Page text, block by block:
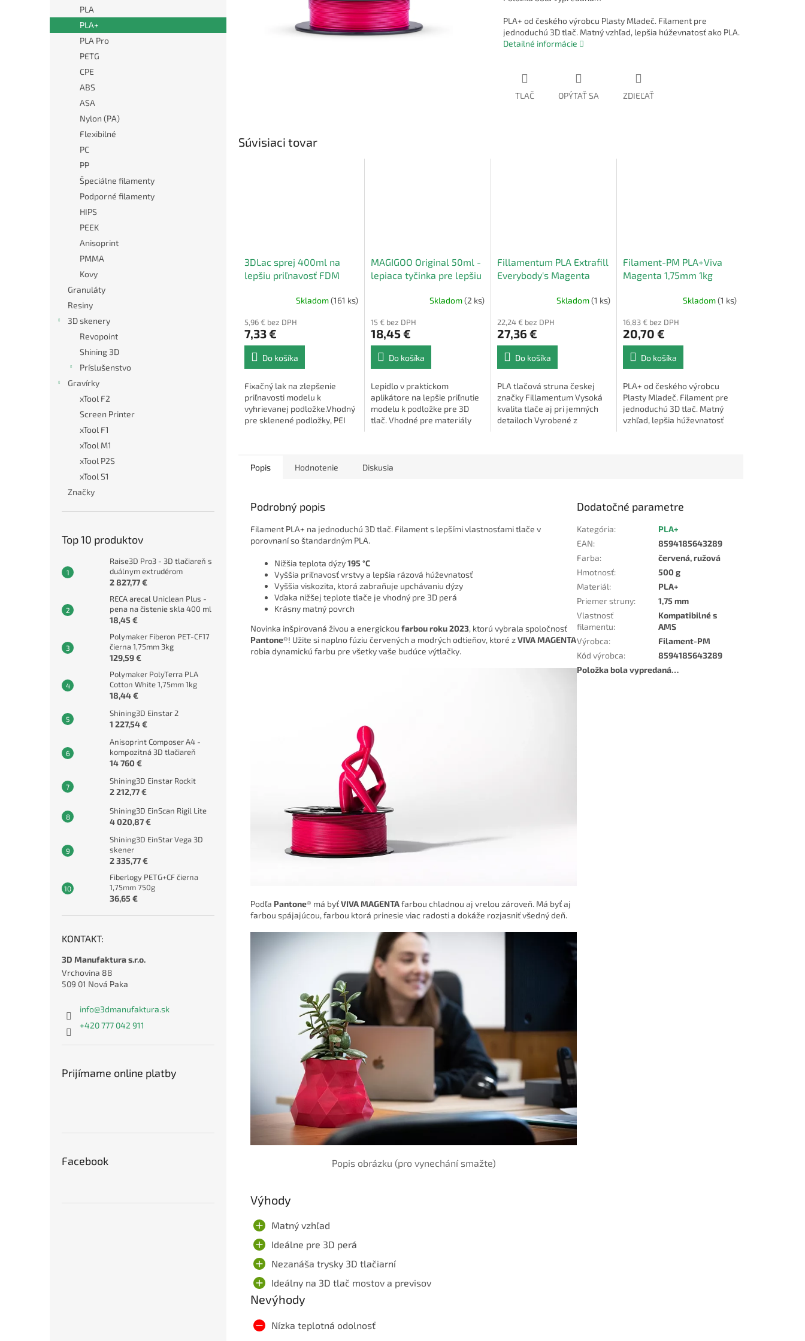
PLA
PLA+
PLA Pro
PETG
CPE
ABS
ASA
Nylon (PA)
Flexibilné
PC
PP
Špeciálne filamenty
Podporné filamenty
HIPS
PEEK
Anisoprint
PMMA
Kovy
Granuláty
Resiny
3D skenery
Revopoint
Shining 3D
Príslušenstvo
Gravírky
xTool F2
Screen Printer
xTool F1
xTool M1
xTool P2S
xTool S1
Značky
Top 10 produktov
Raise3D Pro3 - 3D tlačiareň s
duálnym extrudérom
2 827,77 €
RECA arecal Uniclean Plus -
pena na čistenie skla 400 ml
18,45 €
Polymaker Fiberon PET-CF17
čierna 1,75mm 3kg
129,59 €
Polymaker PolyTerra PLA
Cotton White 1,75mm 1kg
18,44 €
Shining3D Einstar 2
1 227,54 €
Anisoprint Composer A4 -
kompozitná 3D tlačiareň
14 760 €
Shining3D Einstar Rockit
2 212,77 €
Shining3D EinScan Rigil Lite
4 020,87 €
Shining3D EinStar Vega 3D
skener
2 335,77 €
Fiberlogy PETG+CF čierna
1,75mm 750g
36,65 €
KONTAKT:
3D Manufaktura s.r.o.
Vrchovina 88
509 01 Nová Paka
info@3dmanufaktura.sk
+420 777 042 911
Prijímame online platby
Facebook
PLA+ od českého výrobcu Plasty Mladeč. Filament pre
jednoduchú 3D tlač. Matný vzhľad, lepšia húževnatosť ako PLA.
Detailné informácie
TLAČ OPÝTAŤ SA ZDIEĽAŤ
Súvisiaci tovar
3DLac sprej 400ml na
lepšiu priľnavosť FDM
Skladom(161 ks)
5,96 € bez DPH
7,33 €
Do košíka
Fixačný lak na zlepšenie
priľnavosti modelu k
vyhrievanej podložke.Vhodný
pre sklenené podložky, PEI
MAGIGOO Original 50ml -
lepiaca tyčinka pre lepšiu
Skladom(2 ks)
15 € bez DPH
18,45 €
Do košíka
Lepidlo v praktickom
aplikátore na lepšie priľnutie
modelu k podložke pre 3D
tlač. Vhodné pre materiály
Fillamentum PLA Extrafill
Everybody's Magenta
Skladom(1 ks)
22,24 € bez DPH
27,36 €
Do košíka
PLA tlačová struna českej
značky Fillamentum Vysoká
kvalita tlače aj pri jemných
detailoch Vyrobené z
Filament-PM PLA+Viva
Magenta 1,75mm 1kg
Skladom(1 ks)
16,83 € bez DPH
20,70 €
Do košíka
PLA+ od českého výrobcu
Plasty Mladeč. Filament pre
jednoduchú 3D tlač. Matný
vzhľad, lepšia húževnatosť
Popis Hodnotenie Diskusia
Podrobný popis
Filament PLA+ na jednoduchú 3D tlač. Filament s lepšími vlastnosťami tlače v
porovnaní so štandardným PLA.
Nižšia teplota dýzy195 °C
Vyššia priľnavosť vrstvy a lepšia rázová húževnatosť
Vyššia viskozita, ktorá zabraňuje upchávaniu dýzy
Vďaka nižšej teplote tlače je vhodný pre 3D perá
Krásny matný povrch
Novinka inšpirovaná živou a energickou farbou roku 2023, ktorú vybrala spoločnosť
Pantone®! Užite si naplno fúziu červených a modrých odtieňov, ktoré zVIVA MAGENTA
robia dynamickú farbu pre všetky vaše budúce výtlačky.
Podľa Pantone® má byťVIVA MAGENTAfarbou chladnou aj vrelou zároveň. Má byť aj
farbou spájajúcou, farbou ktorá prinesie viac radosti a dokáže rozjasniť všedný deň.
Popis obrázku (pro vynechání smažte)
Výhody
Matný vzhľad
Ideálne pre 3D perá
Nezanáša trysky 3D tlačiarní
Ideálny na 3D tlač mostov a previsov
Nevýhody
Nízka teplotná odolnosť
Dodatočné parametre
Kategória:
PLA+
EAN:
8594185643289
Farba:
červená, ružová
Hmotnosť:
500 g
Materiál:
PLA+
Priemer struny:
1,75 mm
Vlastnosť
filamentu:
Kompatibilné s
AMS
Výrobca:
Filament-PM
Kód výrobca:
8594185643289
Položka bola vypredaná…